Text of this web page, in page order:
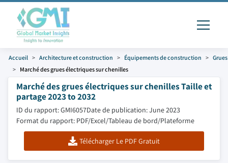
Accueil Architecture et construction Équipements de construction
Grues
Marché des grues électriques sur chenilles
Marché des grues électriques sur chenilles Taille et
partage 2023 to 2032
ID du rapport: GMI6057Date de publication: June 2023
Format du rapport: PDF/Excel/Tableau de bord/Plateforme
Télécharger Le PDF Gratuit